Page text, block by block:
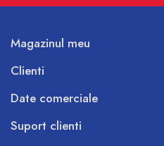
Magazinul meu
Clienti
Date comerciale
Suport clienti